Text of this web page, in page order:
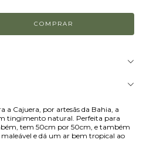
a Cajuera, por artesãs da Bahia, a
tingimento natural. Perfeita para
tem 50cm por 50cm, e também
e dá um ar bem tropical ao